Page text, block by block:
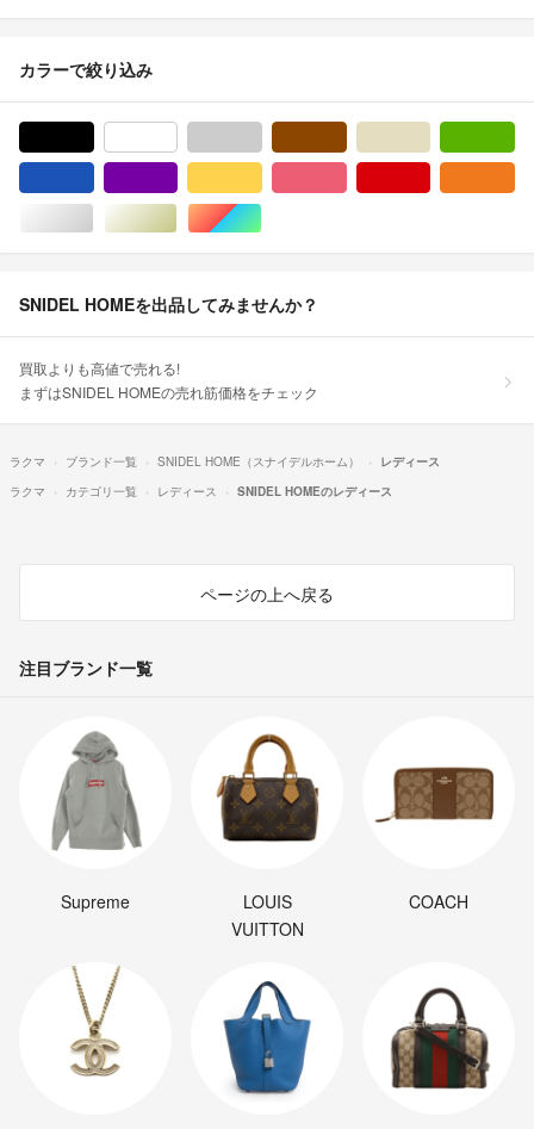
カラーで絞り込み
シルバー/銀色系ゴールド/金色系マルチカラー
SNIDEL HOMEを出品してみませんか？
買取よりも高値で売れる!
まずはSNIDEL HOMEの売れ筋価格をチェック
ラクマ ブランド一覧 SNIDEL HOME（スナイデルホーム）
レディース
ラクマ
カテゴリ一覧 レディース SNIDEL HOMEのレディース
ページの上へ戻る
注目ブランド一覧
Supreme
LOUIS
VUITTON
COACH